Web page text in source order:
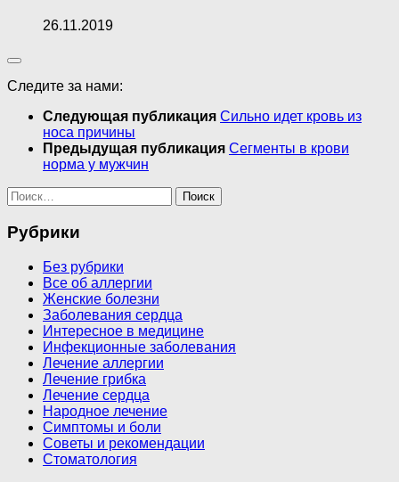
26.11.2019
Следите за нами:
Следующая публикация Сильно идет кровь из
носа причины
Предыдущая публикация Сегменты в крови
норма у мужчин
Найти:
Рубрики
Без рубрики
Все об аллергии
Женские болезни
Заболевания сердца
Интересное в медицине
Инфекционные заболевания
Лечение аллергии
Лечение грибка
Лечение сердца
Народное лечение
Симптомы и боли
Советы и рекомендации
Стоматология